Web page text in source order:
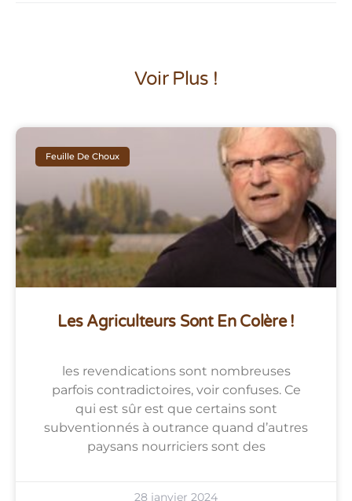
Voir Plus !
Feuille De Choux
Les Agriculteurs Sont En Colère !
les revendications sont nombreuses
parfois contradictoires, voir confuses. Ce
qui est sûr est que certains sont
subventionnés à outrance quand d’autres
paysans nourriciers sont des
28 janvier 2024